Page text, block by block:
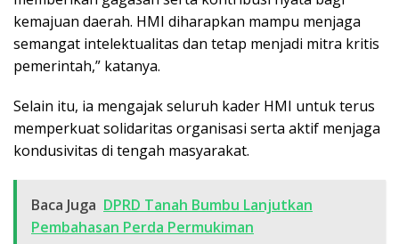
kemajuan daerah. HMI diharapkan mampu menjaga
semangat intelektualitas dan tetap menjadi mitra kritis
pemerintah,” katanya.
Selain itu, ia mengajak seluruh kader HMI untuk terus
memperkuat solidaritas organisasi serta aktif menjaga
kondusivitas di tengah masyarakat.
Baca Juga DPRD Tanah Bumbu Lanjutkan
Pembahasan Perda Permukiman